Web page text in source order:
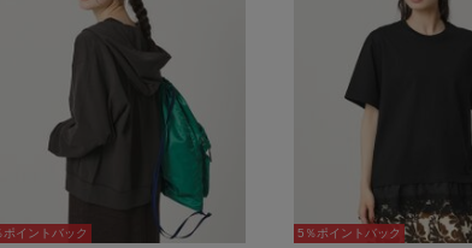
ポイントバック 5％ポイントバック